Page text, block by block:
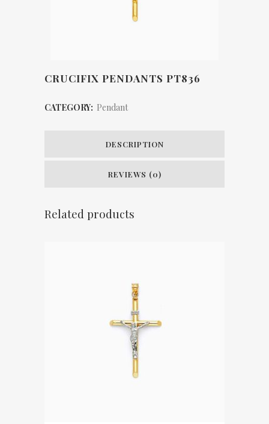
CRUCIFIX PENDANTS PT836
CATEGORY: Pendant
DESCRIPTION
REVIEWS (0)
Related products